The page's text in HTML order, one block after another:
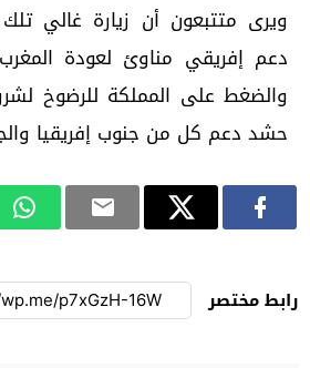
ويرى متتبعون أن زيارة غالي
دعم إفريقي مناوئ لعودة المغرب
والضغط على المملكة للرضوخ
حشد دعم كل من جنوب إفريقيا
رابط مختصر